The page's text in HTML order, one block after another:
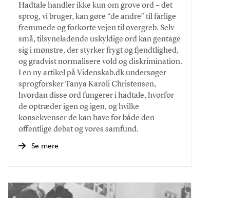
Hadtale handler ikke kun om grove ord – det
sprog, vi bruger, kan gøre “de andre” til farlige
fremmede og forkorte vejen til overgreb. Selv
små, tilsyneladende uskyldige ord kan gentage
sig i mønstre, der styrker frygt og fjendtlighed,
og gradvist normalisere vold og diskrimination.
I en ny artikel på Videnskab.dk undersøger
sprogforsker Tanya Karoli Christensen,
hvordan disse ord fungerer i hadtale, hvorfor
de optræder igen og igen, og hvilke
konsekvenser de kan have for både den
offentlige debat og vores samfund.
Se mere